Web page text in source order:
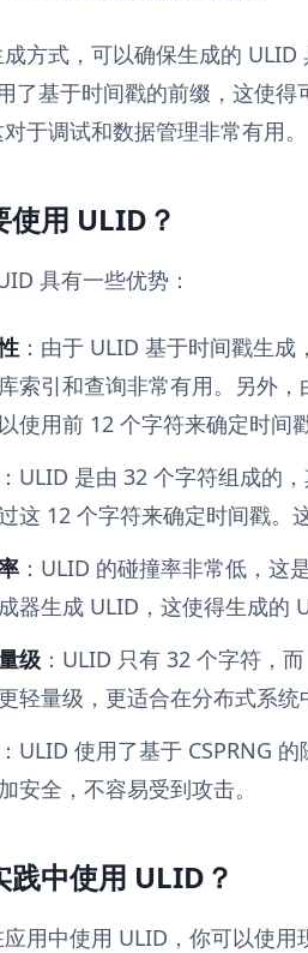
方式，可以确保生成的 ULID
了基于时间戳的前缀，这使
于调试和数据管理非常有用。
使用 ULID？
具有一些优势：
：由于 ULID 基于时间戳生成
索引和查询非常有用。另外
使用前 12 个字符来确定时间
ULID 是由 32 个字符组成的
这 12 个字符来确定时间戳。
：ULID 的碰撞率非常低，这
器生成 ULID，这使得生成的
级：ULID 只有 32 个字符，
轻量级，更适合在分布式系统
ULID 使用了基于 CSPRNG
安全，不容易受到攻击。
践中使用 ULID？
用中使用 ULID，你可以使